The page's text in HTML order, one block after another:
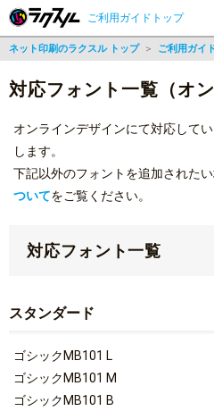
ご利用ガイドトップ
ネット印刷のラクスル トップ ＞ ご利用ガイ
対応フォント一覧（オ
オンラインデザインにて対応して
します。
下記以外のフォントを追加されたい
ついてをご覧ください。
対応フォント一覧
スタンダード
ゴシックMB101 L
ゴシックMB101 M
ゴシックMB101 B